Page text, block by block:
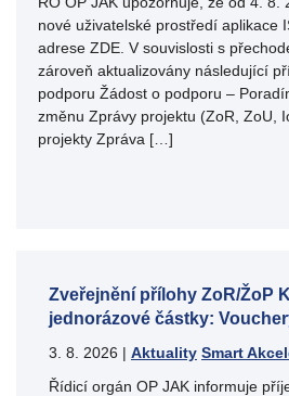
nové uživatelské prostředí aplikace
adrese ZDE. V souvislosti s
zároveň aktualizovány následující
podporu Žádost o podporu –
změnu Zprávy projektu (ZoR, ZoU,
projekty Zpráva […]
Zveřejnění přílohy ZoR/ŽoP
jednorázové částky:
3. 8. 2026 | Aktuality Smart
Řídicí orgán OP JAK informuje